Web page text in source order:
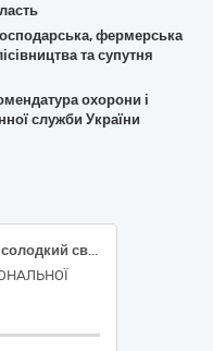
фермерська
та супутня
охорони і
служби України
Овочі, фрукти та горіхи (перець солодкий свіжий подовженої форми, огірки свіжі польові короткоплідні, помідори тепличні свіжі округлі, часник свіжий вищого товарного сорту)